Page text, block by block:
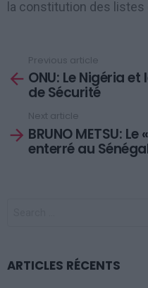
la constitution des listes
more
Previous article
ONU: Le Nigéria
de Sécurité
Next article
BRUNO METSU:
enterré au
ARTICLES RÉCENTS